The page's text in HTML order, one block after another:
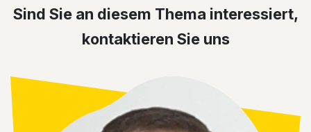
Sind Sie an diesem Thema interessiert,
kontaktieren Sie uns